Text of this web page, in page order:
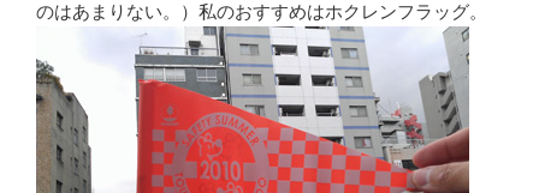
のはあまりない。）私のおすすめはホクレンフラッグ。